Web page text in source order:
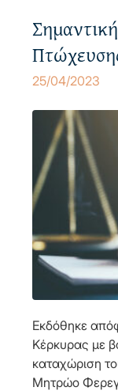
25/04/2023
Εκδόθηκε
Κέρκυρας με
καταχώριση
Μητρώο